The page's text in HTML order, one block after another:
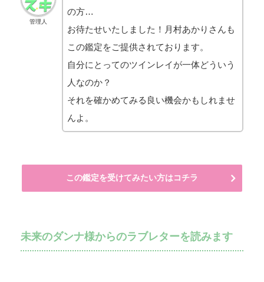
管理人
の方…
お待たせいたしました！月村あかりさんも
この鑑定をご提供されております。
自分にとってのツインレイが一体どういう
人なのか？
それを確かめてみる良い機会かもしれませ
んよ。
この鑑定を受けてみたい方はコチラ
未来のダンナ様からのラブレターを読みます